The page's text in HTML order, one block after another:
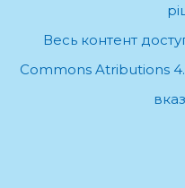
Весь контент
Commons Atributions